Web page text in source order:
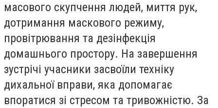
масового скупчення людей, миття рук,
дотримання маскового режиму,
провітрювання та дезінфекція
домашнього простору. На завершення
зустрічі учасники засвоїли техніку
дихальної вправи, яка допомагає
впоратися зі стресом та тривожністю. За